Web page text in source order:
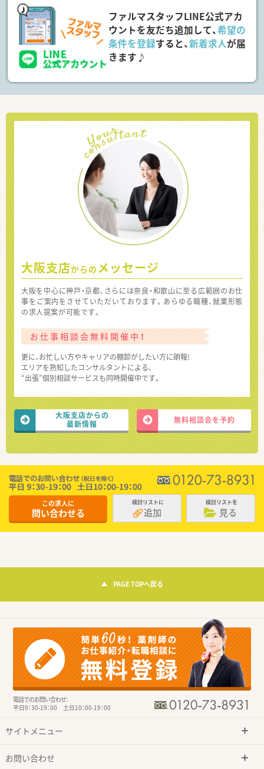
ファルマスタッフLINE公式アカ
ウントを友だち追加して、希望の
条件を登録すると、新着求人が届
きます♪
大阪支店からの メッセージ
大阪を中心に神戸・京都、さらには奈良・和歌山に至る広範囲のお仕
事をご案内をさせていただいております。あらゆる職種、就業形態
の求人提案が可能です。
お仕事相談会無料開催中！
更に、お忙しい方やキャリアの棚卸がしたい方に朗報!
エリアを熟知したコンサルタントによる、
“出張”個別相談サービスも同時開催中です。
大阪支店からの
最新情報
無料相談会を予約
この求人に
問い合わせる
検討リストに
追加
検討リストを
見る
PAGE TOPへ戻る
電話でのお問い合わせ：
平日9：30-19：00 土日10：00-19：00
サイトメニュー
お問い合わせ